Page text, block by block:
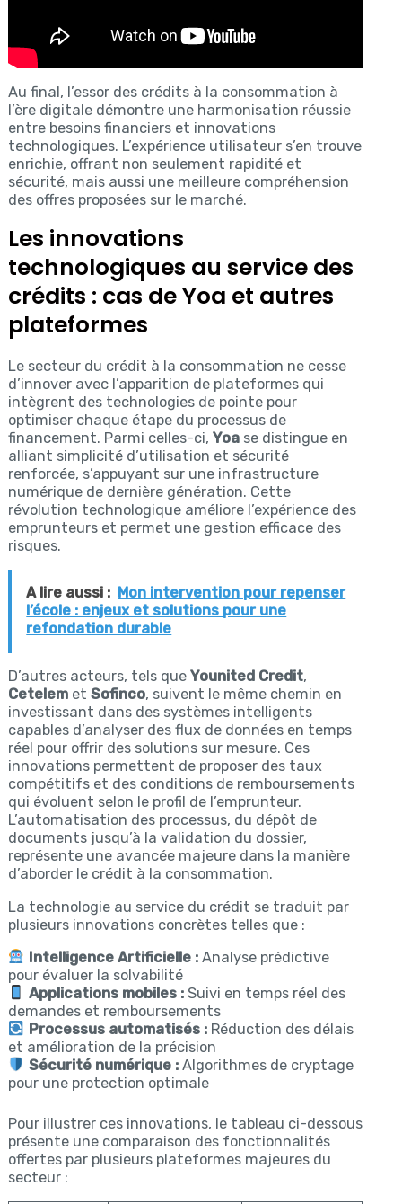
Au final, l’essor des crédits à la consommation à
l’ère digitale démontre une harmonisation réussie
entre besoins financiers et innovations
technologiques. L’expérience utilisateur s’en trouve
enrichie, offrant non seulement rapidité et
sécurité, mais aussi une meilleure compréhension
des offres proposées sur le marché.
Les innovations
technologiques au service des
crédits : cas de Yoa et autres
plateformes
Le secteur du crédit à la consommation ne cesse
d’innover avec l’apparition de plateformes qui
intègrent des technologies de pointe pour
optimiser chaque étape du processus de
financement. Parmi celles-ci, Yoase distingue en
alliant simplicité d’utilisation et sécurité
renforcée, s’appuyant sur une infrastructure
numérique de dernière génération. Cette
révolution technologique améliore l’expérience des
emprunteurs et permet une gestion efficace des
risques.
A lire aussi : Mon intervention pour repenser
l’école : enjeux et solutions pour une
refondation durable
D’autres acteurs, tels que Younited Credit,
Cetelemet Sofinco, suivent le même chemin en
investissant dans des systèmes intelligents
capables d’analyser des flux de données en temps
réel pour offrir des solutions sur mesure. Ces
innovations permettent de proposer des taux
compétitifs et des conditions de remboursements
qui évoluent selon le profil de l’emprunteur.
L’automatisation des processus, du dépôt de
documents jusqu’à la validation du dossier,
représente une avancée majeure dans la manière
d’aborder le crédit à la consommation.
La technologie au service du crédit se traduit par
plusieurs innovations concrètes telles que :
Intelligence Artificielle :Analyse prédictive
pour évaluer la solvabilité
Applications mobiles :Suivi en temps réel des
demandes et remboursements
Processus automatisés :Réduction des délais
et amélioration de la précision
Sécurité numérique :Algorithmes de cryptage
pour une protection optimale
Pour illustrer ces innovations, le tableau ci-dessous
présente une comparaison des fonctionnalités
offertes par plusieurs plateformes majeures du
secteur :